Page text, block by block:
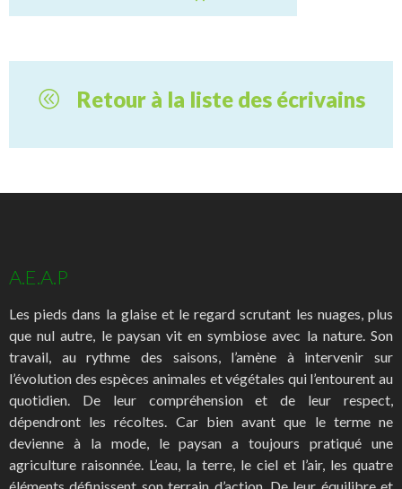
Retour à la liste des écrivains
A.E.A.P
Les pieds dans la glaise et le regard scrutant les nuages, plus
que nul autre, le paysan vit en symbiose avec la nature. Son
travail, au rythme des saisons, l’amène à intervenir sur
l’évolution des espèces animales et végétales qui l’entourent au
quotidien. De leur compréhension et de leur respect,
dépendront les récoltes. Car bien avant que le terme ne
devienne à la mode, le paysan a toujours pratiqué une
agriculture raisonnée. L’eau, la terre, le ciel et l’air, les quatre